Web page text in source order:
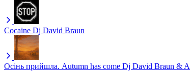
Cocaine Dj David Braun
Осінь прийшла. Autumn has come Dj David Braun &